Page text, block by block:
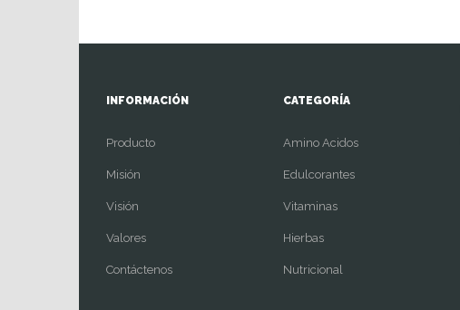
INFORMACIÓN
Producto
Misión
Visión
Valores
Contáctenos
CATEGORÍA
Amino Acidos
Edulcorantes
Vitaminas
Hierbas
Nutricional